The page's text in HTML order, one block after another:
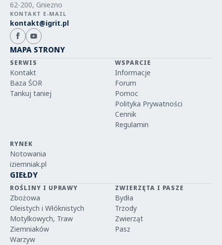
62-200, Gniezno
KONTAKT E-MAIL
kontakt@igrit.pl
MAPA STRONY
SERWIS
Kontakt
Baza ŚOR
Tankuj taniej
WSPARCIE
Informacje
Forum
Pomoc
Polityka Prywatności
Cennik
Regulamin
RYNEK
Notowania
iziemniak.pl
GIEŁDY
ROŚLINY I UPRAWY
Zbożowa
Oleistych i Włóknistych
Motylkowych, Traw
Ziemniaków
Warzyw
ZWIERZĘTA I PASZE
Bydła
Trzody
Zwierząt
Pasz